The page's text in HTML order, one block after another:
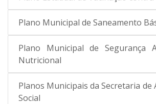
Plano Municipal de Saneamento
Plano Municipal de Segurança
Nutricional
Planos Municipais da Secretaria de
Social